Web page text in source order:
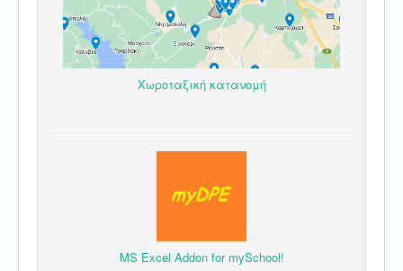
Χωροταξική κατανομή
MS Excel Addon for mySchool!